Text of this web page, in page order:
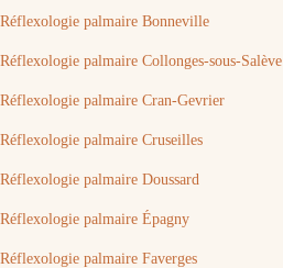
Réflexologie palmaire Bonneville
Réflexologie palmaire Collonges-sous-Salève
Réflexologie palmaire Cran-Gevrier
Réflexologie palmaire Cruseilles
Réflexologie palmaire Doussard
Réflexologie palmaire Épagny
Réflexologie palmaire Faverges